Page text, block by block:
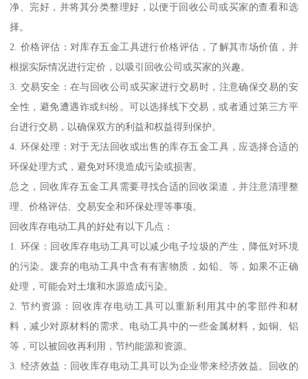
净、完好，并将其分类整理好，以便于回收公司或买家的查看和选
择。
2. 价格评估：对库存五金工具进行价格评估，了解其市场价值，并
根据实际情况进行定价，以吸引回收公司或买家的兴趣。
3. 交易安全：在与回收公司或买家进行交易时，注意确保交易的安
全性，避免遭遇诈或纠纷。可以选择线下交易，或者通过第三方平
台进行交易，以确保双方的利益和权益得到保护。
4. 环保处理：对于无法回收或出售的库存五金工具，应选择合适的
环保处理方式，避免对环境造成污染或损害。
总之，回收库存五金工具需要寻找合适的回收渠道，并注意清理整
理、价格评估、交易安全和环保处理等事项。
回收库存电动工具的好处有以下几点：
1. 环保：回收库存电动工具可以减少电子垃圾的产生，降低对环境
的污染。废弃的电动工具中含有有害物质，如铅、等，如果不正确
处理，可能会对土壤和水源造成污染。
2. 节约资源：回收库存电动工具可以重新利用其中的零部件和材
料，减少对原材料的需求。电动工具中的一些金属材料，如铜、铝
等，可以被回收再利用，节约能源和资源。
3. 经济效益：回收库存电动工具可以为企业带来经济效益。回收的